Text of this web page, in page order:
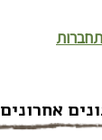
אחרונים